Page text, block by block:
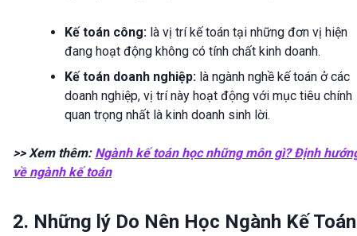
Kế toán công: là vị trí kế toán tại những đơn vị hiện
đang hoạt động không có tính chất kinh doanh.
Kế toán doanh nghiệp: là ngành nghề kế toán ở các
doanh nghiệp, vị trí này hoạt động với mục tiêu chính
quan trọng nhất là kinh doanh sinh lời.
>> Xem thêm: Ngành kế toán học những môn gì? Định
về ngành kế toán
2. Những lý Do Nên Học Ngành Kế Toán